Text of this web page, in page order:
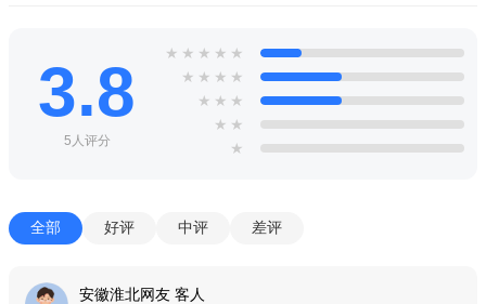
5、支持商家、达人直播卖货，将商品链接至原生短视频或展
示于商品橱窗，通过内容营销促进销售。
6、精选联盟帮助商家连接创作者达人，合作创作带货内容，
3.8
5人评分
★ ★ ★ ★ ★
★ ★ ★ ★
★ ★ ★
★ ★
★
全部 好评 中评 差评
安徽淮北网友 客人